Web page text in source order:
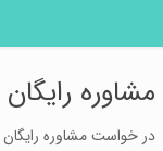
مشاوره رایگان
در خواست مشاوره رایگان